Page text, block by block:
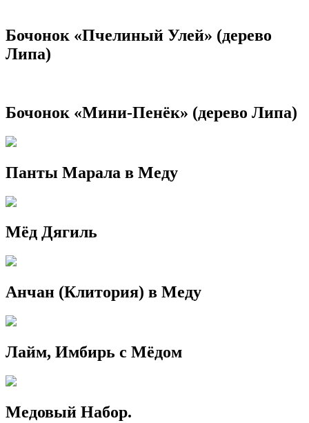
Бочонок «Пчелиный Улей» (дерево
Липа)
Бочонок «Мини-Пенёк» (дерево Липа)
Панты Марала в Меду
Мёд Дягиль
Анчан (Клитория) в Меду
Лайм, Имбирь с Мёдом
Медовый Набор.